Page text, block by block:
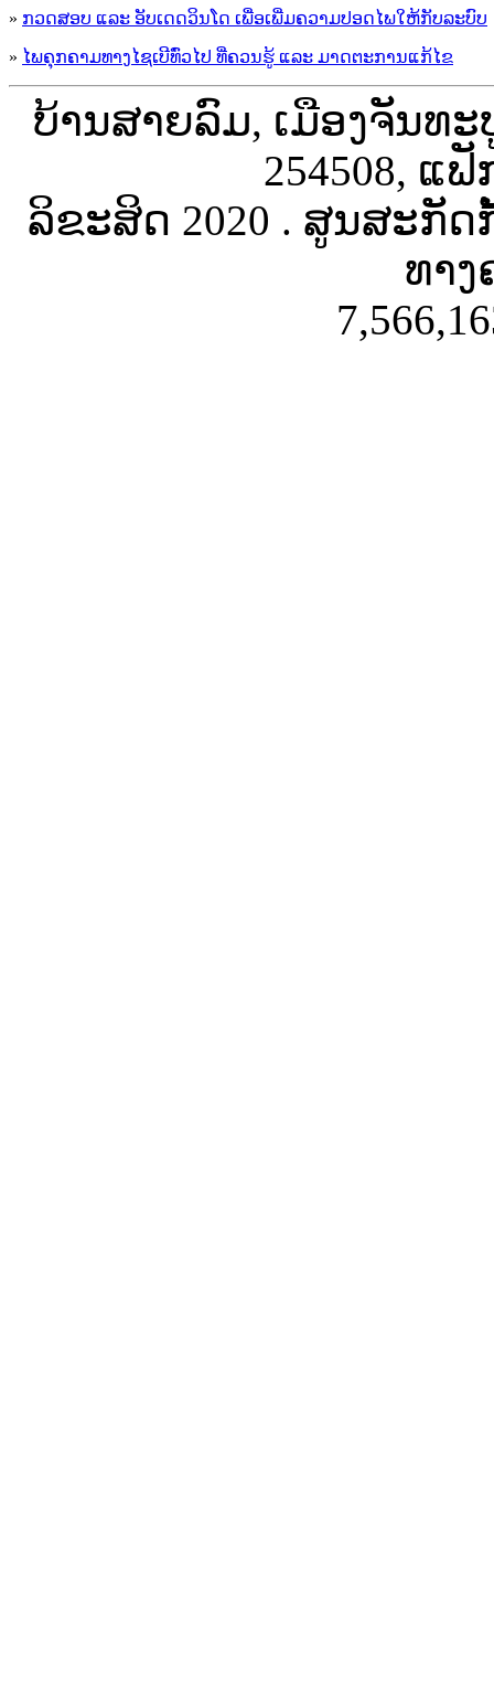
» ກວດສອບ ແລະ ອັບເດດວິນໂດ ເພື່ອເພີ່ມຄວາມປອດໄພໃຫ້ກັບລະບົບ
» ໄພຄຸກຄາມທາງໄຊເບີທົ່ວໄປ ທີ່ຄວນຮູ້ ແລະ ມາດຕະການແກ້ໄຂ
ບ້ານສາຍລົມ, ເມືອງຈັນທະ
254508, ແຟັ
ລິຂະສິດ 2020 . ສູນສະກັ
ທາງ